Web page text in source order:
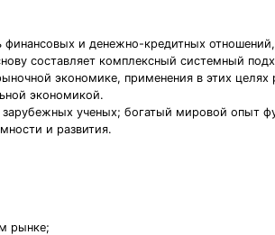
и денежно-кредитных
составляет комплексный системный
экономике, применения в этих
экономикой.
ученых; богатый мировой опыт
и развития.
рынке;